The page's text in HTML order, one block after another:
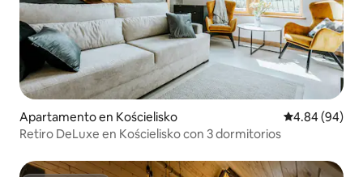
Apartamento en Kościelisko Calificación
4.84 (94)
Retiro DeLuxe en Kościelisko con 3 dormitorios